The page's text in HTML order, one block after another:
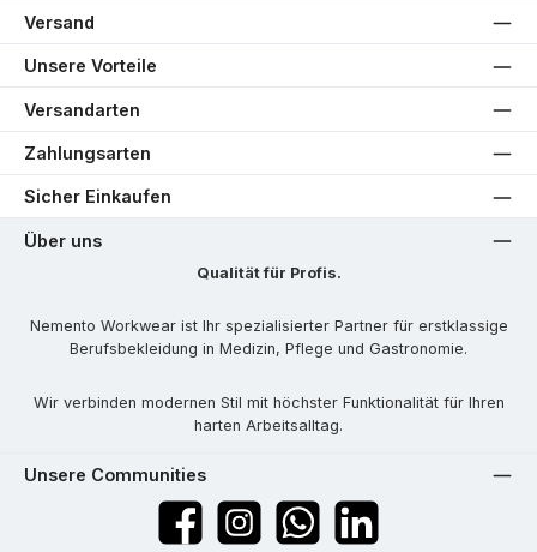
Versand
Unsere Vorteile
Versandarten
Zahlungsarten
Sicher Einkaufen
Über uns
Qualität für Profis.
Nemento Workwear ist Ihr spezialisierter Partner für erstklassige
Berufsbekleidung in Medizin, Pflege und Gastronomie.
Wir verbinden modernen Stil mit höchster Funktionalität für Ihren
harten Arbeitsalltag.
Unsere Communities
FacebookInstagramWhatsApp